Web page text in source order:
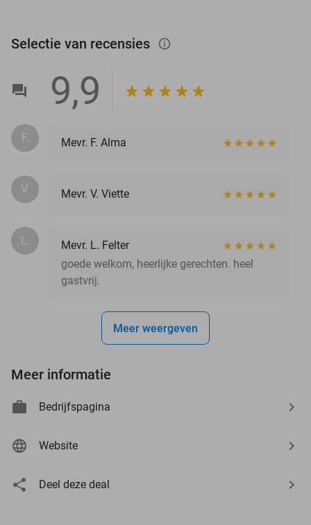
Selectie van recensies info_outlined
9,9
F. Mevr. F. Alma
V. Mevr. V. Viette
L.
Mevr. L. Felter
goede welkom, heerlijke gerechten. heel
gastvrij.
Meer weergeven
Meer informatie
Bedrijfspagina
Website
Deel deze deal